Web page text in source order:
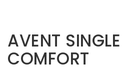
AVENT
COMFORT